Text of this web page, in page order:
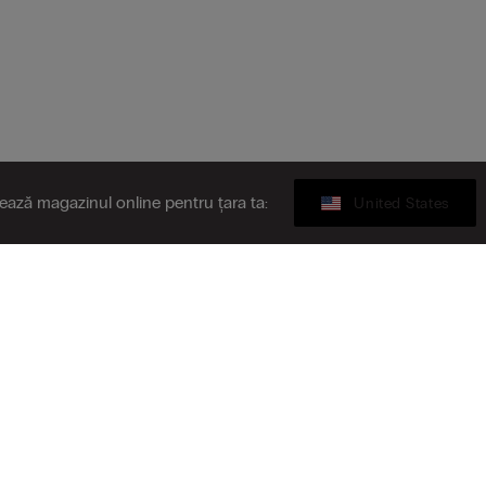
magazinul online pentru țara ta: United States